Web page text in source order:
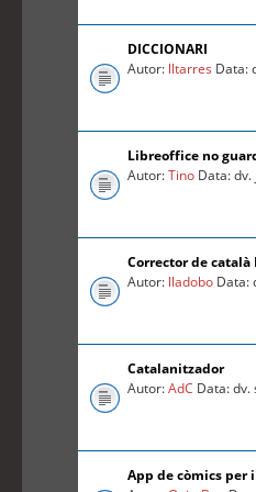
DICCIONARI
Autor: lltarres Data:
Libreoffice no
Autor:Tino Data:
Corrector de català
Autor: lladobo Data:
Catalanitzador
Autor:AdC Data: dv.
App de còmics per